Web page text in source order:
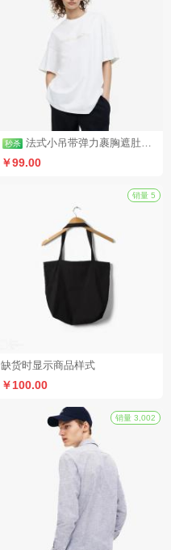
秒杀
法式小吊带弹力裹胸遮肚子藏肉上衣（秒杀活动4）
￥99.00
缺货时显示商品样式
￥100.00